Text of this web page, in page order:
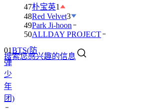
47朴宝英1
48Red Velvet3
49Park Ji-hoon
50ALLDAY PROJECT
搜索您感兴趣的信息
01BTS(防
弹
少
年
团)